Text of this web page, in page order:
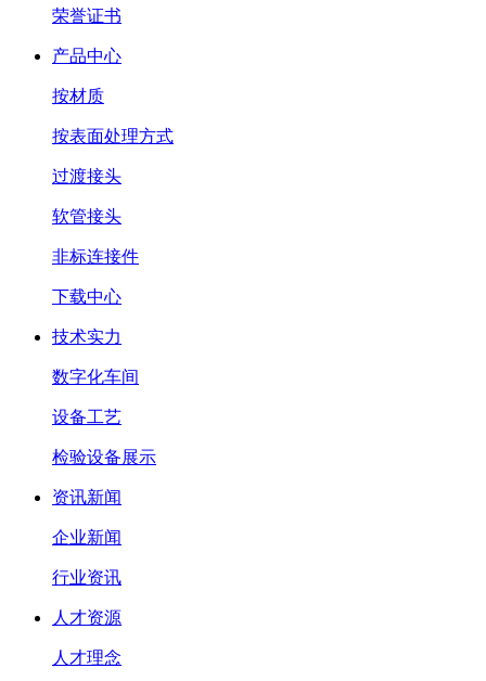
荣誉证书
产品中心
按材质
按表面处理方式
过渡接头
软管接头
非标连接件
下载中心
技术实力
数字化车间
设备工艺
检验设备展示
资讯新闻
企业新闻
行业资讯
人才资源
人才理念